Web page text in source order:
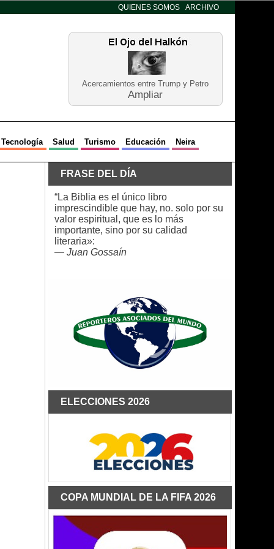
QUIENES SOMOS ARCHIVO
Acercamientos entre Trump y Petro
Ampliar
Tecnología Salud Turismo Educación Neira
FRASE DEL DÍA
“La Biblia es el único libro
imprescindible que hay, no. solo por su
valor espiritual, que es lo más
importante, sino por su calidad
literaria»:
— Juan Gossaín
ELECCIONES 2026
COPA MUNDIAL DE LA FIFA 2026